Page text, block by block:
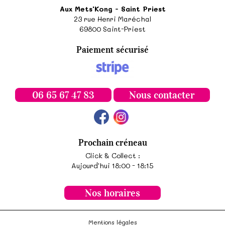
Aux Mets'Kong - Saint Priest
23 rue Henri Maréchal
69800 Saint-Priest
Paiement sécurisé
06 65 67 47 83 Nous contacter
Prochain créneau
Click & Collect :
Aujourd'hui 18:00 - 18:15
Nos horaires
Mentions légales